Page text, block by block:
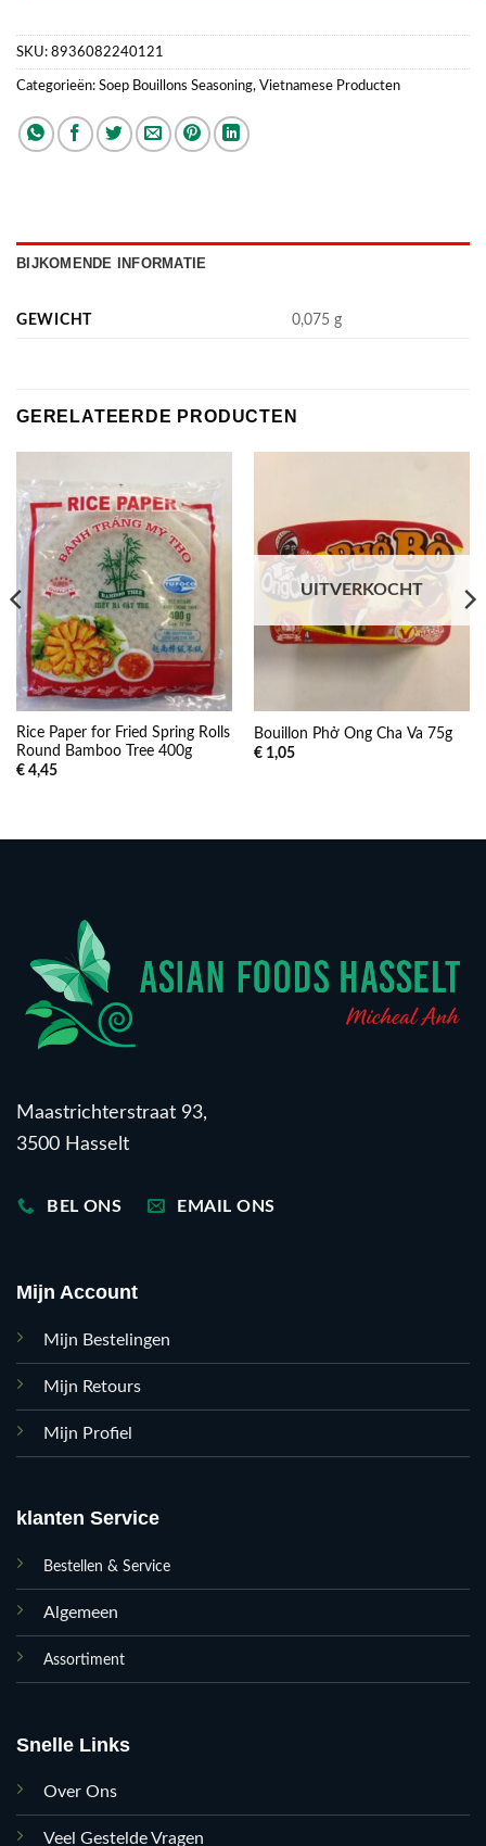
SKU: 8936082240121
Categorieën: Soep Bouillons Seasoning, Vietnamese Producten
BIJKOMENDE INFORMATIE
GEWICHT 0,075 g
GERELATEERDE PRODUCTEN
Rice Paper for Fried Spring Rolls
Round Bamboo Tree 400g
€4,45
UITVERKOCHT
Bouillon Phở Ong Cha Va 75g
€1,05
Maastrichterstraat 93,
3500 Hasselt
BEL ONS EMAIL ONS
Mijn Account
Mijn Bestelingen
Mijn Retours
Mijn Profiel
klanten Service
Bestellen & Service
Algemeen
Assortiment
Snelle Links
Over Ons
Veel Gestelde Vragen